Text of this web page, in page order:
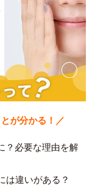
が分かる！／
？必要な理由を解
は違いがある？